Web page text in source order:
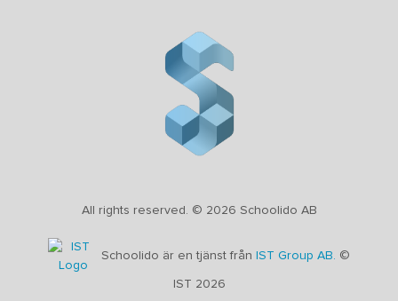
All rights reserved. © 2026 Schoolido AB
Schoolido är en tjänst från IST Group AB. ©
IST 2026